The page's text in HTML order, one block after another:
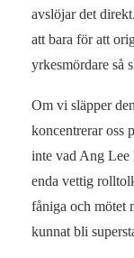
avslöjar det
att bara för att
yrkesmördare så
Om vi släpper
koncentrerar oss
inte vad Ang Lee
enda vettig
fåniga och mötet
kunnat bli